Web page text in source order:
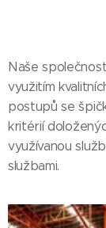
Naše
využitím
postupů se
kritérií
využívanou
službami.